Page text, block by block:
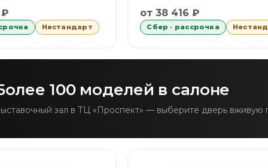
₽
Нестандарт
Сбер 6 месяцев без первоначального взноса
от 38 416 ₽
Сбер · рассрочка
Рассрочка Сбер 6
100 моделей в салоне
зал в ТЦ «Проспект» — выберите дверь вживую